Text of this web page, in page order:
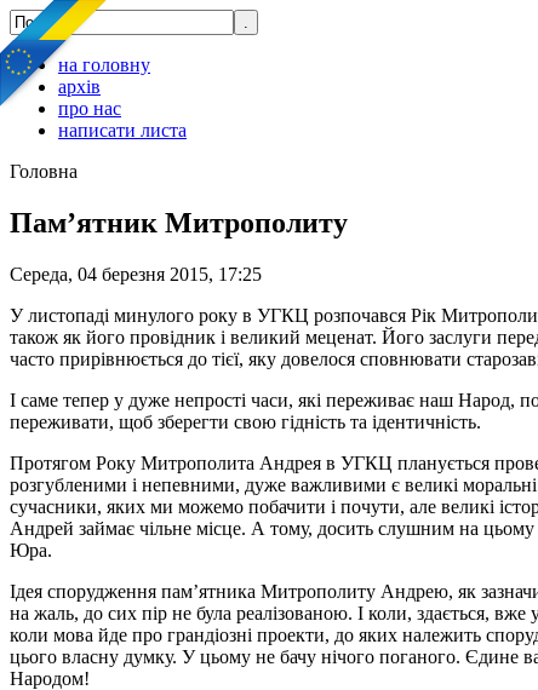
на головну
архів
про нас
написати листа
Головна
Пам’ятник Митрополиту
Середа, 04 березня 2015, 17:25
У листопаді минулого року в УГКЦ розпочався Рік
також як його провідник і великий меценат. Його заслуги
часто прирівнюється до тієї, яку довелося сповнювати
І саме тепер у дуже непрості часи, які переживає наш Народ,
переживати, щоб зберегти свою гідність та ідентичність.
Протягом Року Митрополита Андрея в УГКЦ планується
розгубленими і непевними, дуже важливими є великі моральні
сучасники, яких ми можемо побачити і почути, але великі
Андрей займає чільне місце. А тому, досить слушним на
Юра.
Ідея спорудження пам’ятника Митрополиту Андрею, як
на жаль, до сих пір не була реалізованою. І коли, здається,
коли мова йде про грандіозні проекти, до яких належить
цього власну думку. У цьому не бачу нічого поганого. Єдине
Народом!